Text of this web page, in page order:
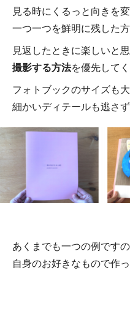
見る時にくるっと向きを
一つ一つを鮮明に残した
見返したときに楽しいと思
撮影する方法を優先して
フォトブックのサイズも
細かいディテールも逃さ
あくまでも一つの例です
自身のお好きなもので作